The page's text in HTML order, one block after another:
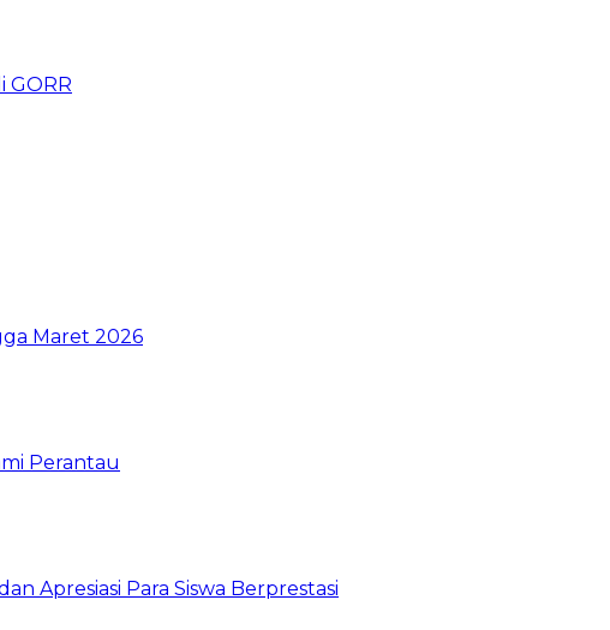
GORR
Maret 2026
Perantau
Apresiasi Para Siswa Berprestasi